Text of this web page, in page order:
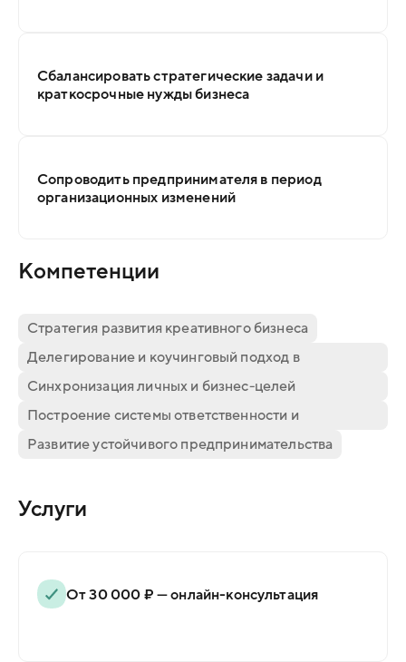
Сбалансировать стратегические задачи и
краткосрочные нужды бизнеса
Сопроводить предпринимателя в период
организационных изменений
Компетенции
Стратегия развития креативного бизнеса
Делегирование и коучинговый подход в
управлении
Синхронизация личных и бизнес-целей
предпринимателя
Построение системы ответственности и
коммуникации в команде
Развитие устойчивого предпринимательства
Услуги
От 30 000 ₽ — онлайн-консультация